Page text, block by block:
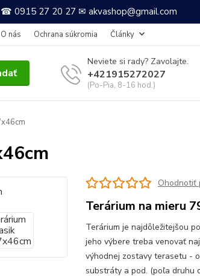
☎ 0915 27 20 27 ✉ akvashop@gmail.com
O nás Ochrana súkromia Články
Neviete si rady? Zavolajte.
+421915272027
(Po-Pia, 8-16 hod.)
Ohodnotiť
Terárium na mieru
Terárium je najdôležitejšou
jeho výbere treba venovať
výhodnej zostavy terasetu -
substráty a pod. (poľa druhu